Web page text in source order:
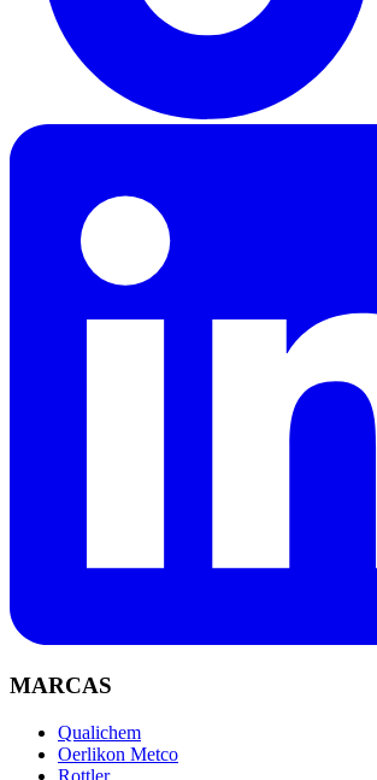
MARCAS
Qualichem
Oerlikon Metco
Rottler